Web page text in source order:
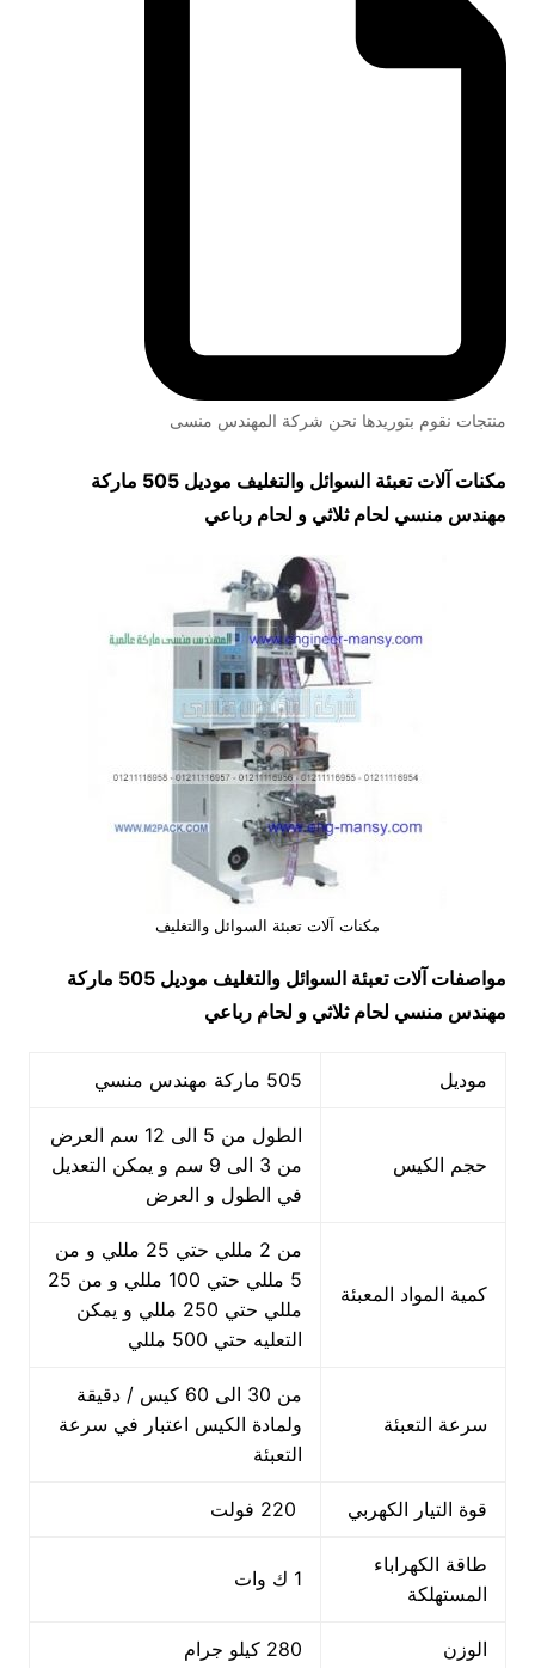
منتجات نقوم بتوريدها نحن شركة المهندس منسى
مكنات آلات تعبئة السوائل والتغليف موديل 505 ماركة
مهندس منسي لحام ثلاثي و لحام رباعي
مكنات آلات تعبئة السوائل والتغليف
مواصفات آلات تعبئة السوائل والتغليف
موديل 505 ماركة
مهندس منسي لحام ثلاثي و لحام رباعي
موديل 505 ماركة مهندس منسي
حجم الكيس
الطول من 5 الى 12 سم العرض
من 3 الى 9 سم و يمكن التعديل
في الطول و العرض
كمية المواد المعبئة
من 2 مللي حتي 25 مللي و من
5 مللي حتي 100 مللي و من 25
مللي حتي 250 مللي و يمكن
التعليه حتي 500 مللي
سرعة التعبئة
من 30 الى 60 كيس / دقيقة
ولمادة الكيس اعتبار في سرعة
التعبئة
قوة التيار الكهربي
طاقة الكهراباء
المستهلكة
1 ك وات
الوزن 280 كيلو جرام